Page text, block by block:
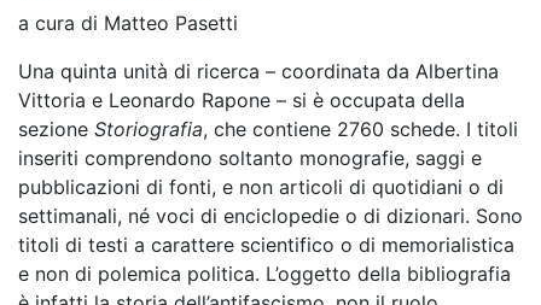
a cura di Matteo Pasetti
Una quinta unità di ricerca – coordinata da Albertina
Vittoria e Leonardo Rapone – si è occupata della
sezione Storiografia, che contiene 2760 schede. I titoli
inseriti comprendono soltanto monografie, saggi e
pubblicazioni di fonti, e non articoli di quotidiani o di
settimanali, né voci di enciclopedie o di dizionari. Sono
titoli di testi a carattere scientifico o di memorialistica
e non di polemica politica. L’oggetto della bibliografia